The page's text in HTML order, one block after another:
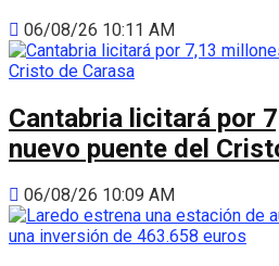
06/08/26 10:11 AM
Cantabria licitará por
nuevo puente del
06/08/26 10:09 AM